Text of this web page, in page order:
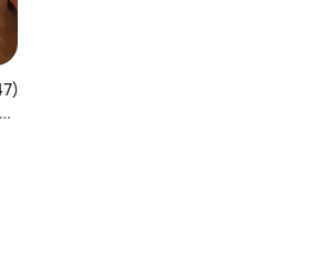
avaliação média de 5, 147 avaliações